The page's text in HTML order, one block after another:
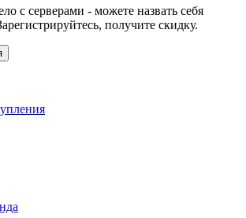
с серверами - можете назвать себя
получите скидку.